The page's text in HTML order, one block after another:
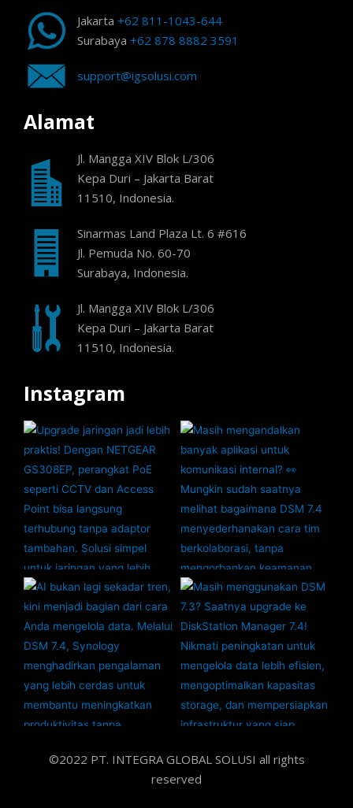
Jakarta +62 811-1043-644
Surabaya +62 878 8882 3591
support@igsolusi.com
Alamat
Jl. Mangga XIV Blok L/306
Kepa Duri – Jakarta Barat
11510, Indonesia.
Sinarmas Land Plaza Lt. 6 #616
Jl. Pemuda No. 60-70
Surabaya, Indonesia.
Jl. Mangga XIV Blok L/306
Kepa Duri – Jakarta Barat
11510, Indonesia.
Instagram
©2022 PT. INTEGRA GLOBAL SOLUSI all rights
reserved